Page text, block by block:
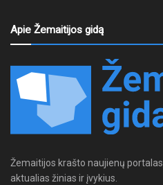
Apie Žemaitijos gidą
Žemaitijos krašto naujienų
aktualias žinias ir įvykius.